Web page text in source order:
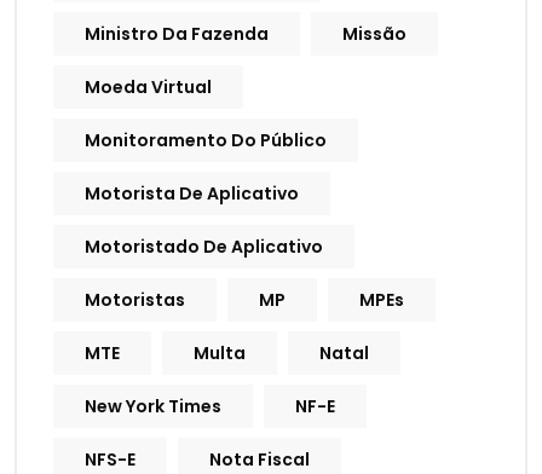
Ministro Da Fazenda Missão
Moeda Virtual
Monitoramento Do Público
Motorista De Aplicativo
Motoristado De Aplicativo
Motoristas MP MPEs
MTE Multa Natal
New York Times NF-E
NFS-E Nota Fiscal